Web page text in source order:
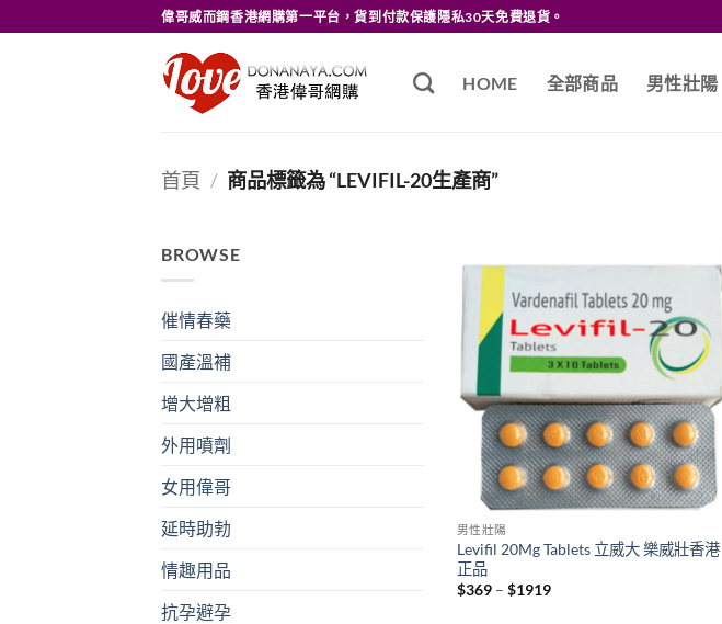
to
偉哥威而鋼香港網購第一平台，貨到付款保護隱私30天免費退貨。
HOME 全部商品 男性壯陽
首頁 / 商品標籤為 “LEVIFIL-20生產商”
BROWSE
催情春藥
國產溫補
增大增粗
外用噴劑
女用偉哥
延時助勃
情趣用品
抗孕避孕
男性壯陽
Levifil 20Mg Tablets 立威大 樂威壯香港
正品
$369 – $1919Price